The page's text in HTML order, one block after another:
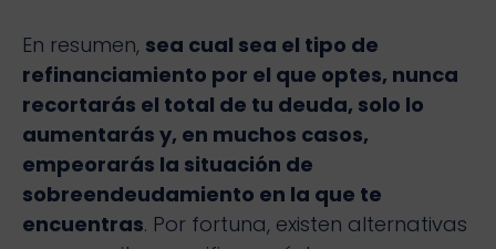
En resumen, sea cual sea el tipo de
refinanciamiento por el que optes, nunca
recortarás el total de tu deuda, solo lo
aumentarás y, en muchos casos,
empeorarás la situación de
sobreendeudamiento en la que te
encuentras. Por fortuna, existen alternativas